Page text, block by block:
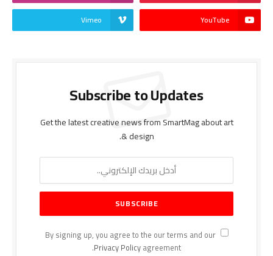
YouTube
Vimeo
Subscribe to Updates
Get the latest creative news from SmartMag about art
& design.
By signing up, you agree to the our terms and our
Privacy Policyagreement.